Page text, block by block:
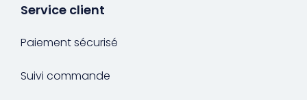
Service client
Paiement sécurisé
Suivi commande